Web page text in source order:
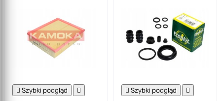
 Szybki podgląd   Szybki podgląd 